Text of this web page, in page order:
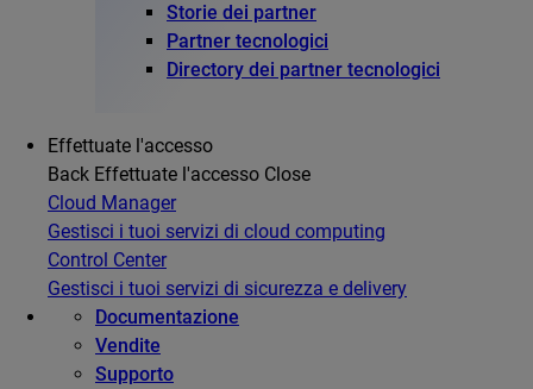
Storie dei partner
Partner tecnologici
Directory dei partner tecnologici
Effettuate l'accesso
Back Effettuate l'accesso Close
Cloud Manager
Gestisci i tuoi servizi di cloud computing
Control Center
Gestisci i tuoi servizi di sicurezza e delivery
Documentazione
Vendite
Supporto